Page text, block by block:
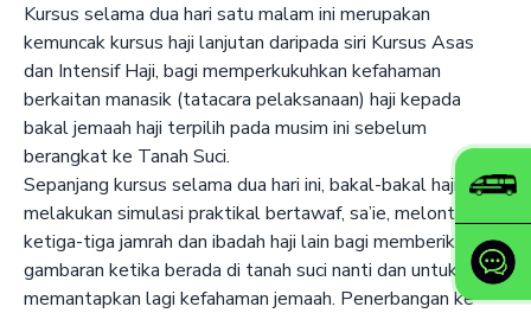
Kursus selama dua hari satu malam ini merupakan
kemuncak kursus haji lanjutan daripada siri Kursus Asas
dan Intensif Haji, bagi memperkukuhkan kefahaman
berkaitan manasik (tatacara pelaksanaan) haji kepada
bakal jemaah haji terpilih pada musim ini sebelum
berangkat ke Tanah Suci.
Sepanjang kursus selama dua hari ini, bakal-bakal haji akan
melakukan simulasi praktikal bertawaf, sa’ie, melontar
ketiga-tiga jamrah dan ibadah haji lain bagi memberikan
gambaran ketika berada di tanah suci nanti dan untuk
memantapkan lagi kefahaman jemaah. Penerbangan ke